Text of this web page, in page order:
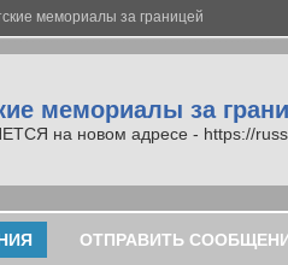
мемориалы за границей
мемориалы за
на новом адресе - https://
ОТПРАВИТЬ